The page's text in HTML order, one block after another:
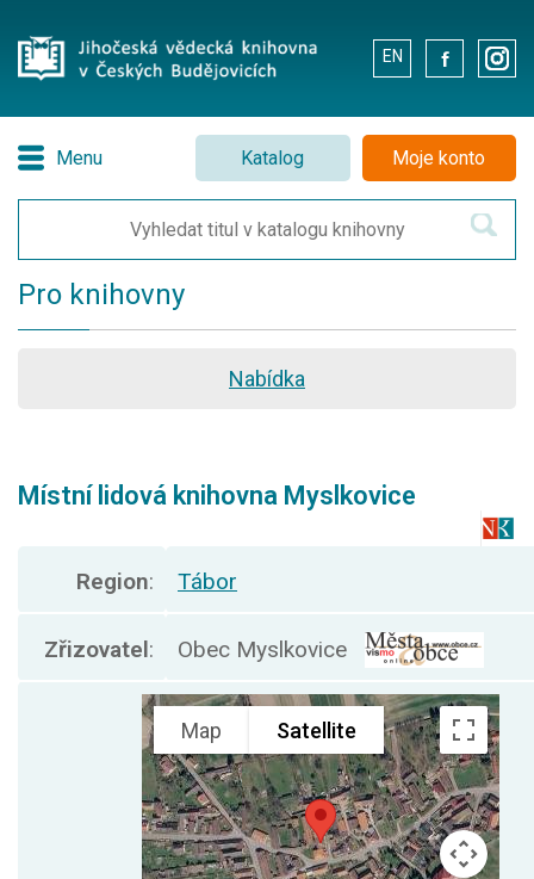
EN . .
Menu Katalog Moje konto
Pro knihovny
Nabídka
Místní lidová knihovna Myslkovice
Region: Tábor
Zřizovatel: Obec Myslkovice